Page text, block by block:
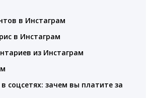
в Инстаграм
в Инстаграм
из Инстаграм
соцсетях: зачем вы платите за